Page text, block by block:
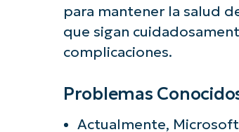
para mantener la salud
que sigan
complicaciones.
Problemas
Actualmente,